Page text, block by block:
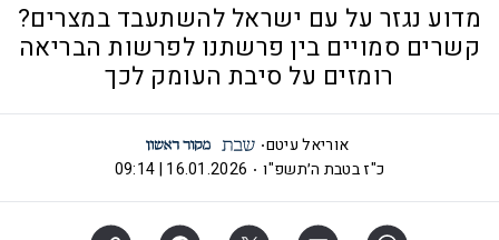
מדוע נגזר על עם ישראל להשתעבד במצרים?
קשרים סמויים בין פרשתנו לפרשות הבריאה
רומזים על סיבת העומק לכך
אוריאל עיטם
כ"ז בטבת ה׳תשפ"ו
16.01.2026 | 09:14